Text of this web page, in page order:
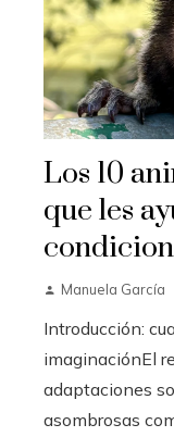
Los 10
que les
Manuela García
Introducción:
imaginaciónEl
adaptaciones
asombrosas